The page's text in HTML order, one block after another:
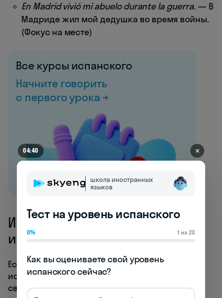
En Madrid vivió mi abuelo durante la guerra.— В
Мадриде жил мой дедушка во время войны.
(Фокус на месте)
Все курсы испанского
Начните говорить
с первого урока →
Инверсия в вопросительных
испанских предложениях
Если в утвердительных предложениях
испанский язык предлагает относительную
свободу порядка слов, то в вопросительных
04:40 ✕
школа иностранных
языков
Тест на уровень испанского
0% 1 из 20
Как вы оцениваете свой уровень
испанского сейчас?